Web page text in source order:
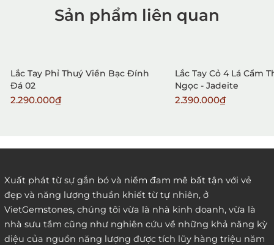
1. Mua hàng trực tiếp tại VietGemstones
3. Đặt hàng thông quaemail hay chat trực tiếp với
chúng tôi:
Sản phẩm liên quan
Lắc Tay Phỉ Thuý Viền Bạc Đính
Đá 02
2.290.000₫
Lắc Tay Cỏ 4 Lá Cẩm
Ngọc - Jadeite
2.390.000₫
Xuất phát từ sự gắn bó và niềm đam mê bất tận với vẻ
đẹp và năng lượng thuần khiết từ tự nhiên, ở
VietGemstones, chúng tôi vừa là nhà kinh doanh, vừa là
nhà sưu tầm cũng như nghiên cứu về những khả năng kỳ
diệu của nguồn năng lượng được tích lũy hàng triệu năm